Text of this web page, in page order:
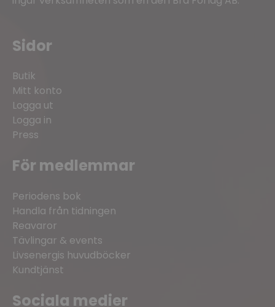
Sidor
Butik
Mitt konto
Logga ut
Logga in
Press
För medlemmar
Periodens bok
Handla från tidningen
Reavaror
Tävlingar & events
Livsenergis huvudböcker
Kundtjänst
Sociala medier